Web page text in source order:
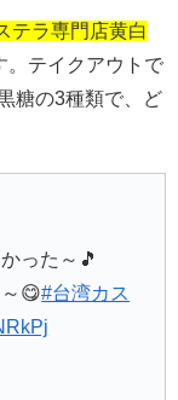
テラ専門店黄白
。テイクアウトで
糖の3種類で、ど
った～🎵
😋#台湾カス